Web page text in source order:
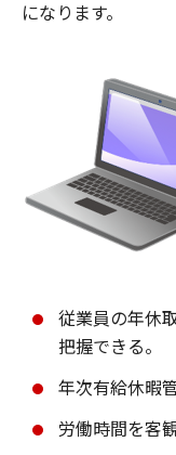
になります。
従業員の年休
把握できる。
年次有給休暇
労働時間を客